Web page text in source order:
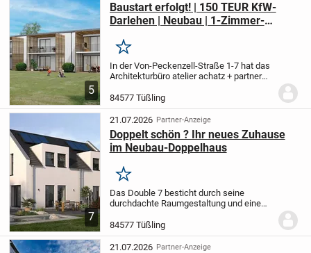
5
Baustart erfolgt! | 150 TEUR KfW-
Darlehen | Neubau | 1-Zimmer-
Abschreibung*
Merken
In der Von-Peckenzell-Straße 1-7 hat das
Architekturbüro atelier achatz + partner
ansprechendes Quartier ersonnen.
familiären Häusern (Haus A bis D)
entstehen 22...
84577 Tüßling
7
21.07.2026 Partner-Anzeige
Doppelt schön ? Ihr neues Zuhause
im Neubau-Doppelhaus
Merken
Das Double 7 besticht durch seine
durchdachte Raumgestaltung und eine
markante, erhöhte Giebelwand verleiht
dem Doppelhaus einen
unverwechselbaren Charakter,...
84577 Tüßling
21.07.2026 Partner-Anzeige